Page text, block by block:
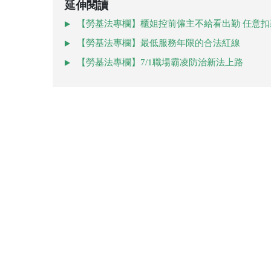
延伸閱讀
【勞基法專欄】櫃姐控前僱主不給看出勤 任意
【勞基法專欄】最低服務年限的合法紅線
【勞基法專欄】7/1職場霸凌防治新法上路